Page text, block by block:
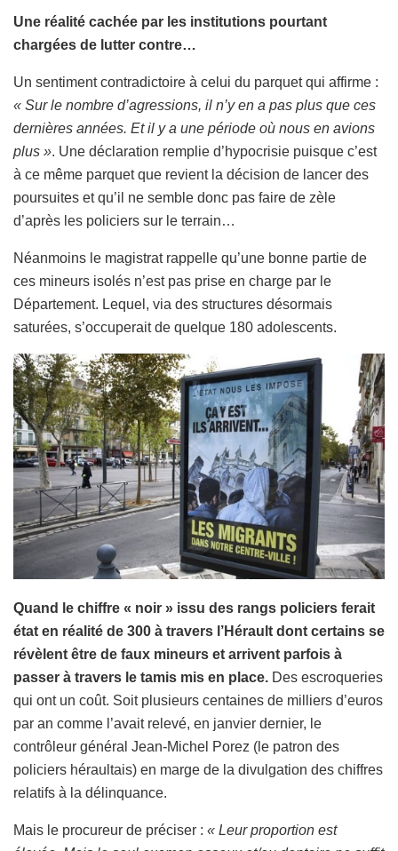
Une réalité cachée par les institutions pourtant
chargées de lutter contre…
Un sentiment contradictoire à celui du parquet qui affirme :
« Sur le nombre d’agressions, il n’y en a pas plus que ces
dernières années. Et il y a une période où nous en avions
plus ». Une déclaration remplie d’hypocrisie puisque c’est
à ce même parquet que revient la décision de lancer des
poursuites et qu’il ne semble donc pas faire de zèle
d’après les policiers sur le terrain…
Néanmoins le magistrat rappelle qu’une bonne partie de
ces mineurs isolés n’est pas prise en charge par le
Département. Lequel, via des structures désormais
saturées, s’occuperait de quelque 180 adolescents.
Quand le chiffre « noir » issu des rangs policiers ferait
état en réalité de 300 à travers l’Hérault dont certains se
révèlent être de faux mineurs et arrivent parfois à
passer à travers le tamis mis en place. Des escroqueries
qui ont un coût. Soit plusieurs centaines de milliers d’euros
par an comme l’avait relevé, en janvier dernier, le
contrôleur général Jean-Michel Porez (le patron des
policiers héraultais) en marge de la divulgation des chiffres
relatifs à la délinquance.
Mais le procureur de préciser : « Leur proportion est